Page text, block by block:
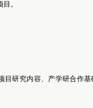
。
目研究内容、产学研合作